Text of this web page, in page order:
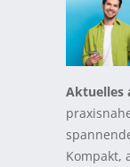
Aktuelles
Kompakt,